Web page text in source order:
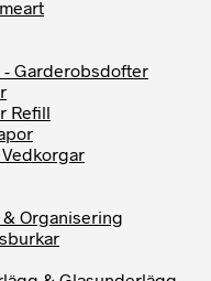
- Garderobsdofter
Refill
Organisering